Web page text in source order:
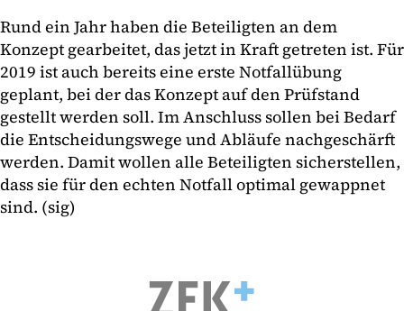
Rund ein Jahr haben die Beteiligten an dem
Konzept gearbeitet, das jetzt in Kraft getreten ist. Für
2019 ist auch bereits eine erste Notfallübung
geplant, bei der das Konzept auf den Prüfstand
gestellt werden soll. Im Anschluss sollen bei Bedarf
die Entscheidungswege und Abläufe nachgeschärft
werden. Damit wollen alle Beteiligten sicherstellen,
dass sie für den echten Notfall optimal gewappnet
sind. (sig)